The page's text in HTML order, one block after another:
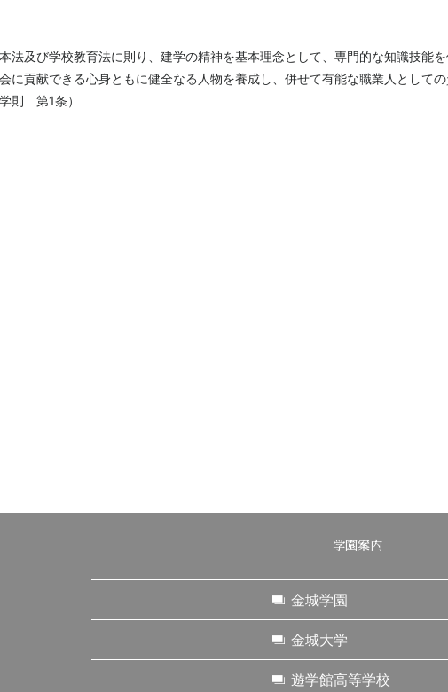
法及び学校教育法に則り、建学の精神を基本理念として、専門的な知識技能
に貢献できる心身ともに健全なる人物を養成し、併せて有能な職業人として
則 第1条）
学園案内
金城学園
金城大学
遊学館高等学校